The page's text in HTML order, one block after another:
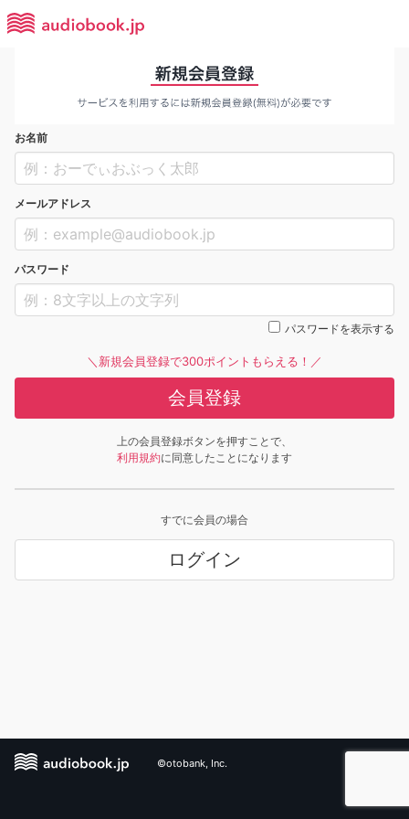
お名前
メールアドレス
パスワード
パスワードを表示する
＼新規会員登録で300ポイントもらえる！／
会員登録
上の会員登録ボタンを押すことで、
利用規約に同意したことになります
すでに会員の場合
ログイン
©otobank, Inc.